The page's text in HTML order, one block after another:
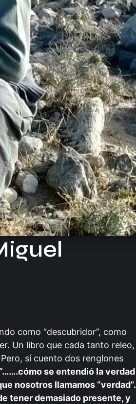
como “descubridor”, como
Un libro que cada tanto releo,
sí cuento dos renglones
“…….cómo se entendió la verdad
nosotros llamamos “verdad”.
tener demasiado presente, y